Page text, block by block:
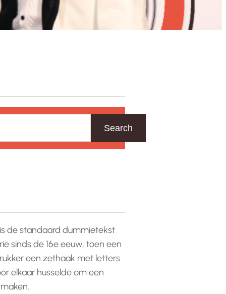
Search
de standaard dummietekst
sinds de 16e eeuw, toen een
een zethaak met letters
elkaar husselde om een